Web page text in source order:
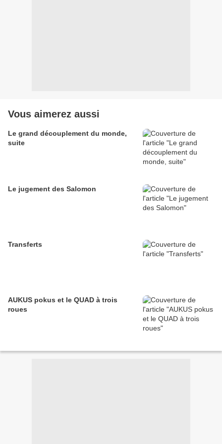
Vous aimerez aussi
Le grand découplement du monde,
suite
Le jugement des Salomon
Transferts
AUKUS pokus et le QUAD à trois
roues